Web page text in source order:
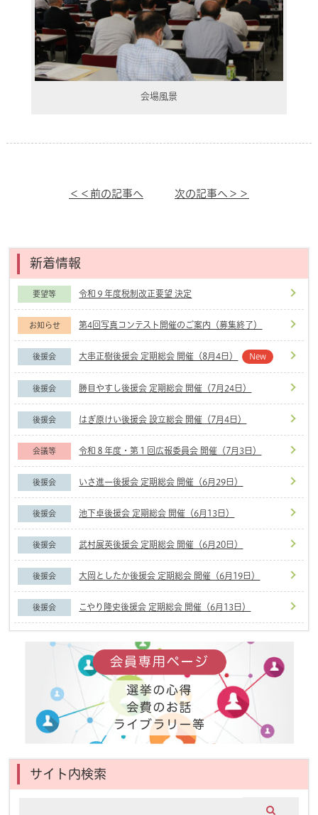
会場風景
＜＜前の記事へ 次の記事へ＞＞
新着情報
要望等 令和９年度税制改正要望 決定
お知らせ 第4回写真コンテスト開催のご案内（募集終了）
後援会 大串正樹後援会 定期総会 開催（8月4日） New
後援会 勝目やすし後援会 定期総会 開催（7月24日）
後援会 はぎ原けい後援会 設立総会 開催（7月4日）
会議等 令和８年度・第１回広報委員会 開催（7月3日）
後援会 いさ進一後援会 定期総会 開催（6月29日）
後援会 池下卓後援会 定期総会 開催（6月13日）
後援会 武村展英後援会 定期総会 開催（6月20日）
後援会 大岡としたか後援会 定期総会 開催（6月19日）
後援会 こやり隆史後援会 定期総会 開催（6月13日）
サイト内検索